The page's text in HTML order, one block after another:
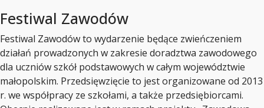
Festiwal Zawodów
Festiwal Zawodów to wydarzenie będące zwieńczeniem
działań prowadzonych w zakresie doradztwa zawodowego
dla uczniów szkół podstawowych w całym województwie
małopolskim. Przedsięwzięcie to jest organizowane od 2013
r. we współpracy ze szkołami, a także przedsiębiorcami.